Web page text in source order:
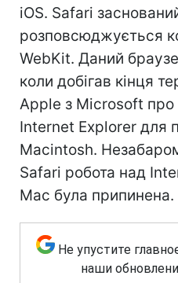
iOS. Safari
розповсюджується
WebKit. Даний
коли добігав кінця
Apple з Microsoft про
Internet Explorer для
Macintosh.
Safari робота над
Mac була припинена.
Не упустите
наши